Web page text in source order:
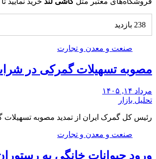
238 بازدید
صنعت و معدن و تجارت
مصوبه تسهیلات گمرکی در
مرداد ۱۴, ۱۴۰۵
تحلیل بازار
رئیس کل گمرک ایران از تمدید مصوبه
صنعت و معدن و تجارت
ورود حیوانات خانگی به